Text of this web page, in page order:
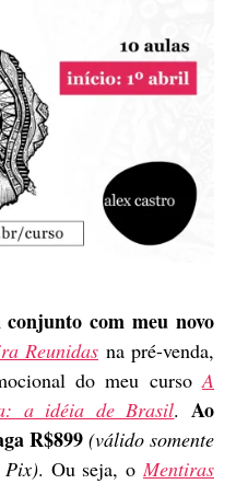
conjunto com meu novo
Reunidas na pré-venda,
do meu cursoA
a idéia de Brasil.Ao
R$899 (válido somente
Pix). Ou seja, oMentiras